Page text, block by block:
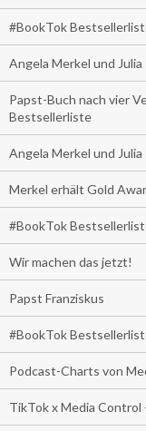
#BookTok
Angela Merkel und
Papst-Buch nach vier
Bestsellerliste
Angela Merkel und
Merkel erhält Gold
#BookTok
Wir machen das jetzt!
Papst Franziskus
#BookTok
Podcast-Charts von
TikTok x Media Control